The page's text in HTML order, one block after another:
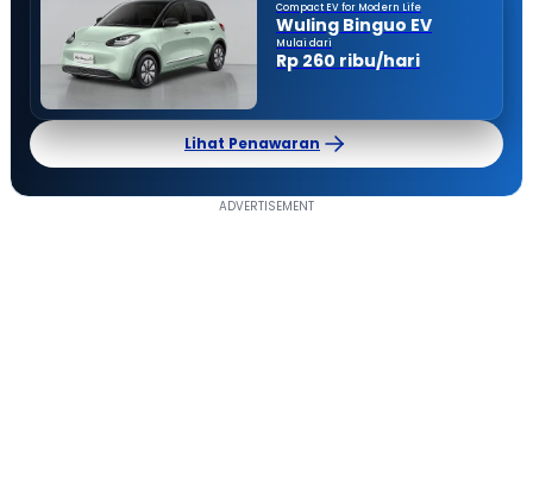
Compact EV for Modern Life
Wuling Binguo EV
Mulai dari
Rp 260 ribu/hari
Lihat Penawaran